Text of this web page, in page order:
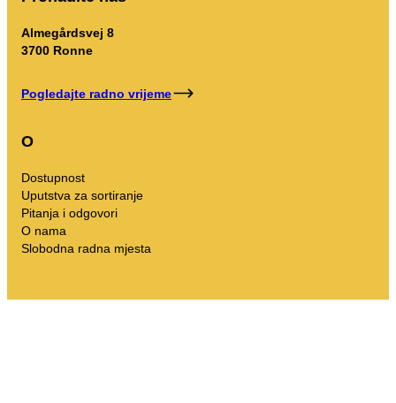
Almegårdsvej 8
3700 Ronne
Pogledajte radno vrijeme
O
Dostupnost
Uputstva za sortiranje
Pitanja i odgovori
O nama
Slobodna radna mjesta